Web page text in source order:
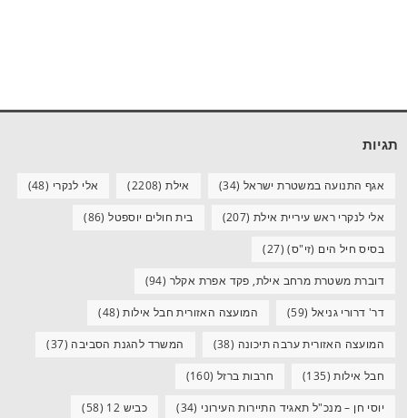
תגיות
אגף התנועה במשטרת ישראל (34) אילת(2208) אלי לנקרי (48)
אלי לנקרי ראש עיריית אילת (207) בית חולים יוספטל(86)
בסיס חיל הים (זי"ס)(27)
דוברת משטרת מרחב אילת, פקד אפרת אקלר (94)
דר' דרורי גניאל (59) המועצה האזורית חבל אילות(48)
המועצה האזורית ערבה תיכונה (38) המשרד להגנת הסביבה (37)
חבל אילות(135) חרבות ברזל (160)
יוסי חן – מנכ"ל תאגיד התיירות העירוני (34) כביש 12 (58)